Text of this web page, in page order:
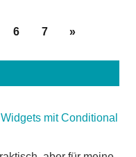
6 7
Nächste
»
mit Conditional